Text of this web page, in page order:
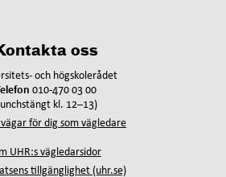
oss
och högskolerådet
010-470 03 00
kl. 12–13)
för dig som vägledare
UHR:s vägledarsidor
tillgänglighet (uhr.se)